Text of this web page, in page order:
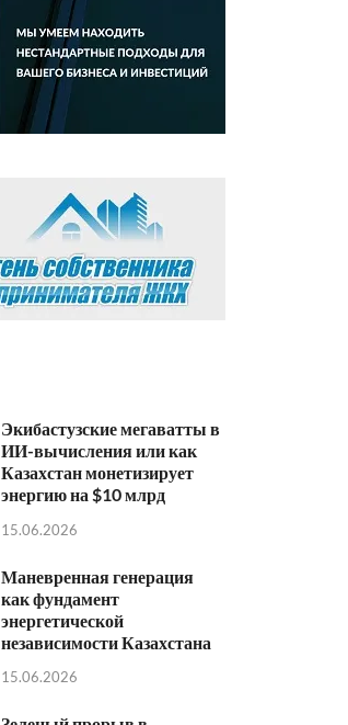
Экибастузские мегаватты в
ИИ-вычисления или как
Казахстан монетизирует
энергию на $10 млрд
15.06.2026
Маневренная генерация
как фундамент
энергетической
независимости Казахстана
15.06.2026